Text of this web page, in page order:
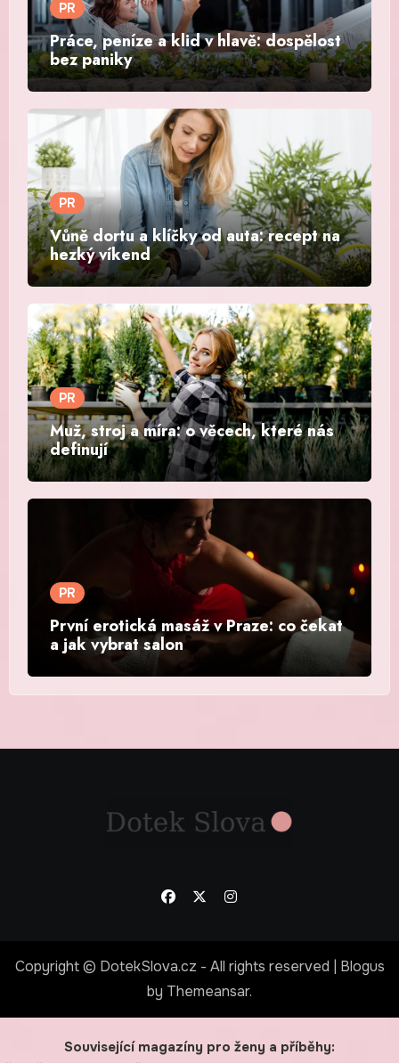
PR
Práce, peníze a klid v hlavě: dospělost
bez paniky
PR
Vůně dortu a klíčky od auta: recept na
hezký víkend
PR
Muž, stroj a míra: o věcech, které nás
definují
PR
První erotická masáž v Praze: co čekat
a jak vybrat salon
Copyright © DotekSlova.cz - All rights reserved
Blogus
by Themeansar.
Související magazíny pro ženy a příběhy: